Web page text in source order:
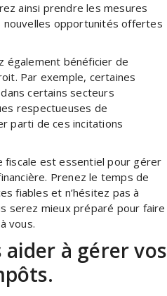
ainsi prendre les mesures
opportunités offertes
également bénéficier de
Par exemple, certaines
certains secteurs
respectueuses de
parti de ces incitations
fiscale est essentiel pour gérer
Prenez le temps de
fiables et n’hésitez pas à
serez mieux préparé pour faire
vous.
à gérer vos